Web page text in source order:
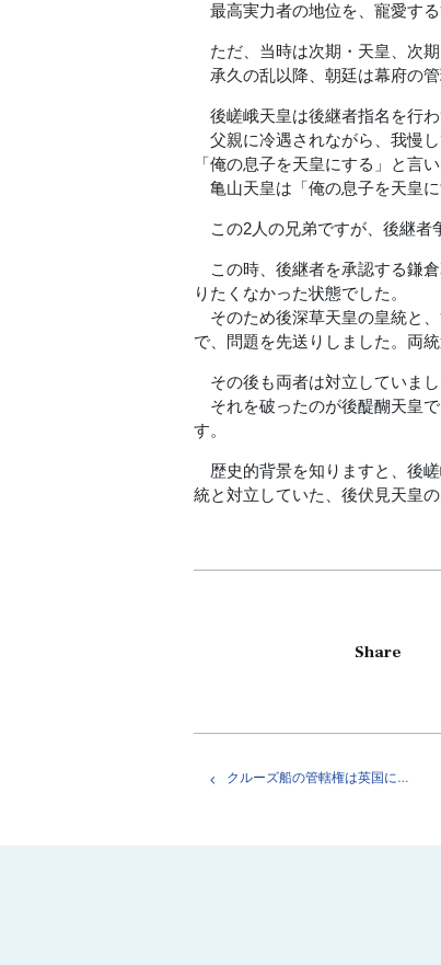
最高実力者の地位を、寵愛する
ただ、当時は次期・天皇、次期
承久の乱以降、朝廷は幕府の管
後嵯峨天皇は後継者指名を行わ
父親に冷遇されながら、我慢し
「俺の息子を天皇にする」と言い
亀山天皇は「俺の息子を天皇に
この2人の兄弟ですが、後継者
この時、後継者を承認する鎌
りたくなかった状態でした。
そのため後深草天皇の皇統と
で、問題を先送りしました。両統
その後も両者は対立していまし
それを破ったのが後醍醐天皇
す。
歴史的背景を知りますと、後
統と対立していた、後伏見天皇
Share
クルーズ船の管轄権は英国にあるため日本政府は対応が困難。